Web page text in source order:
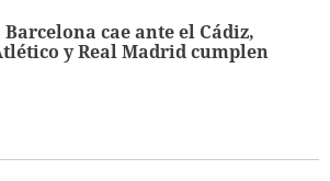
Barcelona cae ante el Cádiz,
y Real Madrid cumplen